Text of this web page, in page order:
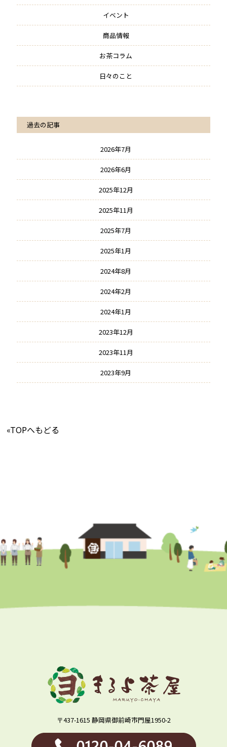
イベント
商品情報
お茶コラム
日々のこと
過去の記事
2026年7月
2026年6月
2025年12月
2025年11月
2025年7月
2025年1月
2024年8月
2024年2月
2024年1月
2023年12月
2023年11月
2023年9月
«TOPへもどる
〒437-1615 静岡県御前崎市門屋1950-2